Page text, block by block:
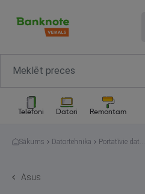
Telefoni Datori Remontam
Sākums Datortehnika
Portatīvie dator
Asus